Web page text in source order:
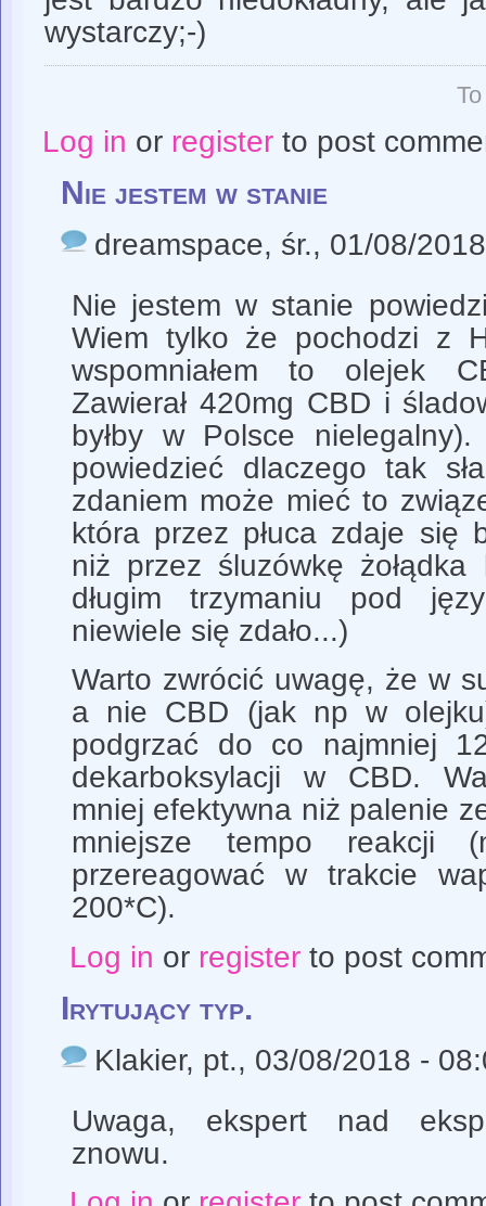
wystarczy;-)
Log in or registerto post
Nie jestem w stanie
dreamspace, śr., 01/08/
Nie jestem w stanie
Wiem tylko że pochodzi z
wspomniałem to olejek
Zawierał 420mg CBD i
byłby w Polsce
powiedzieć dlaczego tak
zdaniem może mieć to
która przez płuca zdaje się
niż przez śluzówkę
długim trzymaniu pod
niewiele się zdało...)
Warto zwrócić uwagę, że w
a nie CBD (jak np w
podgrzać do co najmniej
dekarboksylacji w CBD.
mniej efektywna niż palenie
mniejsze tempo reakcji
przereagować w trakcie
200*C).
Log in or registerto post
Irytujący typ.
Klakier, pt., 03/08/2018 -
Uwaga, ekspert nad
znowu.